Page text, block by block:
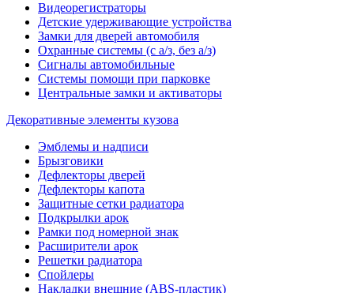
Видеорегистраторы
Детские удерживающие устройства
Замки для дверей автомобиля
Охранные системы (с а/з, без а/з)
Сигналы автомобильные
Системы помощи при парковке
Центральные замки и активаторы
Декоративные элементы кузова
Эмблемы и надписи
Брызговики
Дефлекторы дверей
Дефлекторы капота
Защитные сетки радиатора
Подкрылки арок
Рамки под номерной знак
Расширители арок
Решетки радиатора
Спойлеры
Накладки внешние (ABS-пластик)